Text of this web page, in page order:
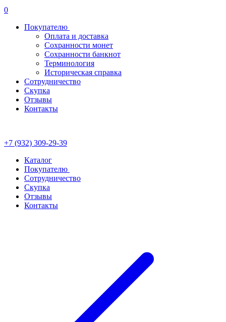
0
Покупателю
Оплата и доставка
Сохранности монет
Сохранности банкнот
Терминология
Историческая справка
Сотрудничество
Скупка
Отзывы
Контакты
+7 (932) 309-29-39
Каталог
Покупателю
Сотрудничество
Скупка
Отзывы
Контакты